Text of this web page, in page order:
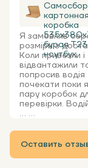
картонная
коробка
бурая
ноутбук
Я замовляв
розміри з
Коли привезли і
відвантажили
попросив водія
почекати поки
пару коробок
перевірки.
... ...
Оставить